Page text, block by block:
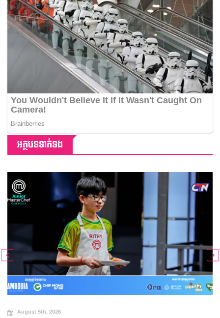
អត្ថបទទាក់ទង
August 5th, 2026